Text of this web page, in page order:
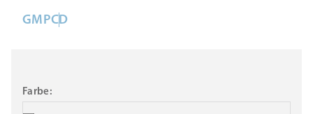
GMPCD
Farbe: